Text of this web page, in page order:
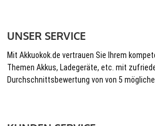
UNSER SERVICE
Mit Akkuokok.de vertrauen Sie Ihrem
Themen Akkus, Ladegeräte, etc. mit
Durchschnittsbewertung von von 5